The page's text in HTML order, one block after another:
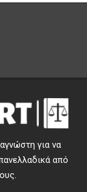
για να
από